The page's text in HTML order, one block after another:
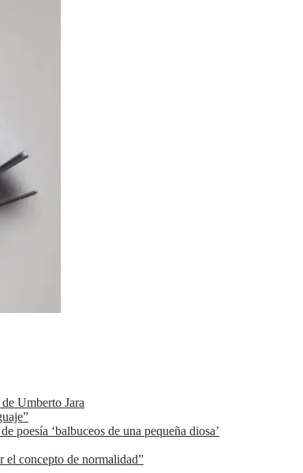
Umberto Jara
poesía ‘balbuceos de una pequeña diosa’
el concepto de normalidad”